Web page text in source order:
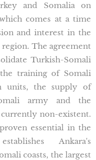
and Somalia on
comes at a time
and interest in the
The agreement
Turkish-Somali
training of Somali
units, the supply of
army and the
non-existent.
essential in the
Ankara's
coasts, the largest